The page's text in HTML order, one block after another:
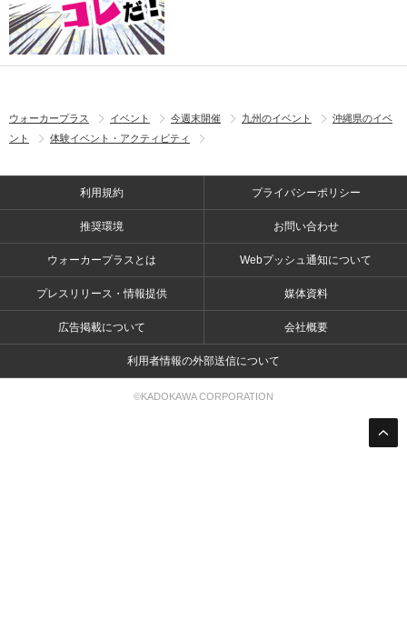
ウォーカープラス イベント 今週末開催 九州のイベント
沖縄県のイベ
ント
体験イベント・アクティビティ
利用規約 プライバシーポリシー
推奨環境 お問い合わせ
ウォーカープラスとは Webプッシュ通知について
プレスリリース・情報提供 媒体資料
広告掲載について 会社概要
利用者情報の外部送信について
©KADOKAWA CORPORATION